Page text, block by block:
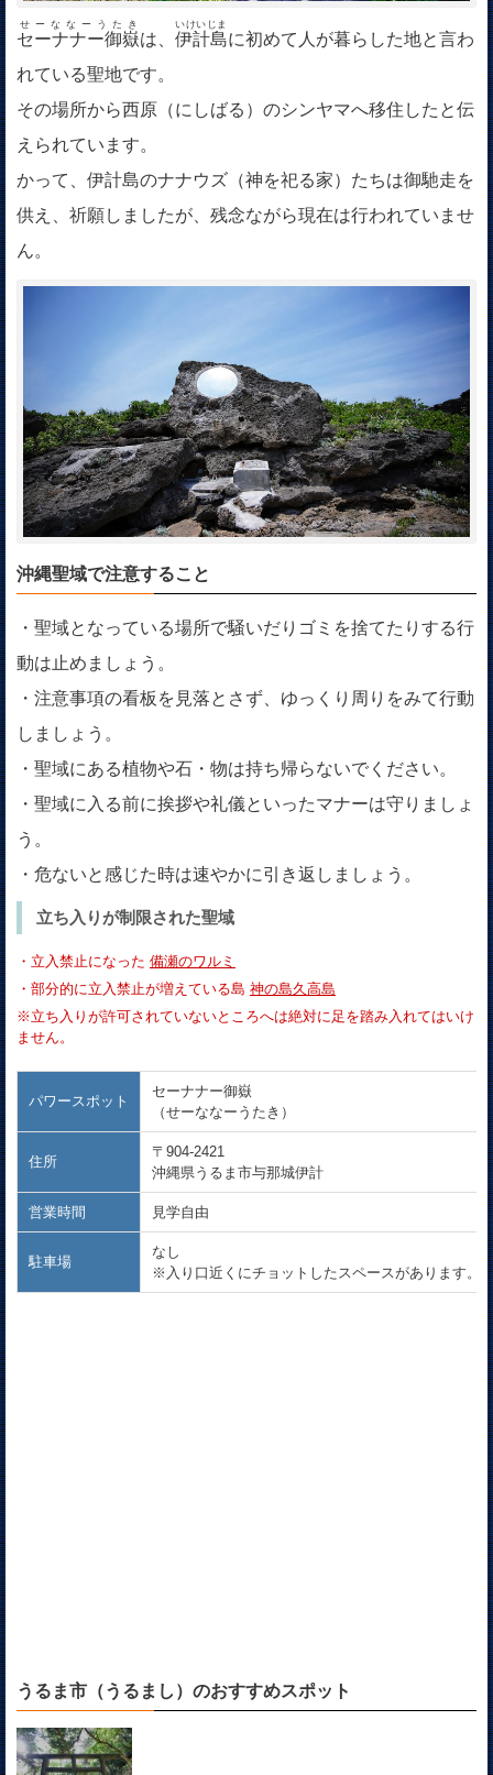
セーナナー御嶽
せーななーうたき
は、 伊計島
いけいじま
に初めて人が暮らした地と言わ
れている聖地です。
その場所から西原（にしばる）のシンヤマへ移住したと伝
えられています。
かって、伊計島のナナウズ（神を祀る家）たちは御馳走を
供え、祈願しましたが、残念ながら現在は行われていませ
ん。
沖縄聖域で注意すること
・聖域となっている場所で騒いだりゴミを捨てたりする行
動は止めましょう。
・注意事項の看板を見落とさず、ゆっくり周りをみて行動
しましょう。
・聖域にある植物や石・物は持ち帰らないでください。
・聖域に入る前に挨拶や礼儀といったマナーは守りましょ
う。
・危ないと感じた時は速やかに引き返しましょう。
立ち入りが制限された聖域
・立入禁止になった 備瀬のワルミ
・部分的に立入禁止が増えている島 神の島久高島
※立ち入りが許可されていないところへは絶対に足を踏み入れてはいけ
ません。
パワースポット
セーナナー御嶽
（せーななーうたき）
住所
〒904-2421
沖縄県うるま市与那城伊計
営業時間 見学自由
駐車場
なし
※入り口近くにチョットしたスペースがあります。
うるま市（うるまし）のおすすめスポット